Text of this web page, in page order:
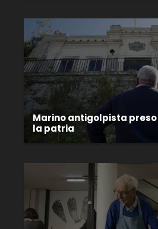
Marino antigolpista
la patria